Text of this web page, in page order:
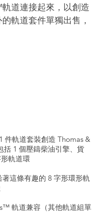
道連接起來，以創造
軌道套件單獨出售，
件軌道套裝創造 Thomas &
1 個壓鑄柴油引擎、貨
軌道環
這條有趣的 8 字形環形軌
軌道兼容（其他軌道組單